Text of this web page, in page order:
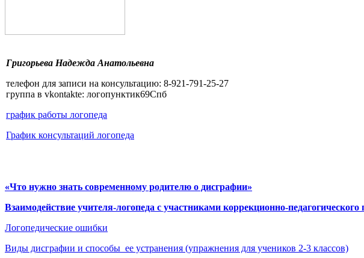
Григорьева Надежда Анатольевна
телефон для записи на консультацию: 8-921-791-25-27
группа в vkontakte: логопунктик69Спб
график работы логопеда
График консультаций логопеда
«Что нужно знать современному родителю о дисграфии»
Взаимодействие учителя-логопеда с участниками коррекционно-педагогического
Логопедические ошибки
Виды дисграфии и способы ее устранения (упражнения для учеников 2-3 классов)